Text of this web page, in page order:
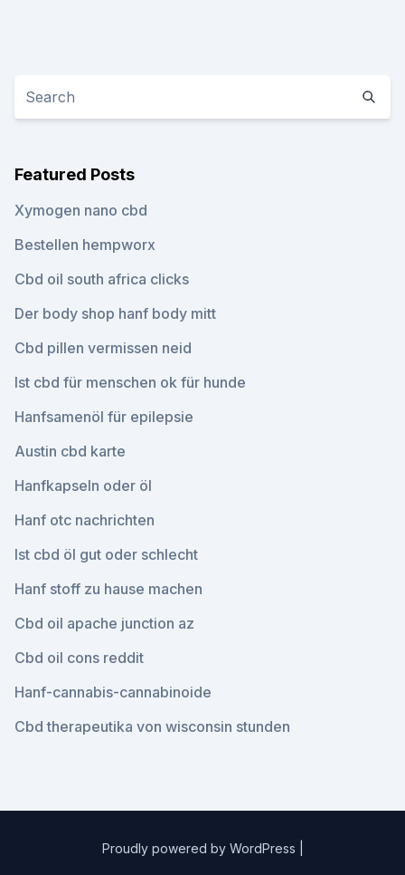
Featured Posts
Xymogen nano cbd
Bestellen hempworx
Cbd oil south africa clicks
Der body shop hanf body mitt
Cbd pillen vermissen neid
Ist cbd für menschen ok für hunde
Hanfsamenöl für epilepsie
Austin cbd karte
Hanfkapseln oder öl
Hanf otc nachrichten
Ist cbd öl gut oder schlecht
Hanf stoff zu hause machen
Cbd oil apache junction az
Cbd oil cons reddit
Hanf-cannabis-cannabinoide
Cbd therapeutika von wisconsin stunden
Proudly powered by WordPress